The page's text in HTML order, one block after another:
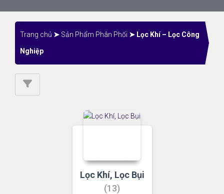
Trang chủ ➤ Sản Phẩm Phân Phối ➤ Lọc Khí – Lọc Công
Nghiệp
Lọc Khí, Lọc Bụi
(13)